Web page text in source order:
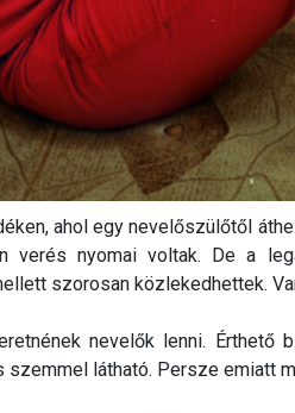
ahol egy nevelőszülőtől
verés nyomai voltak. De a
szorosan közlekedhettek.
nevelők lenni.
látható. Persze emiatt